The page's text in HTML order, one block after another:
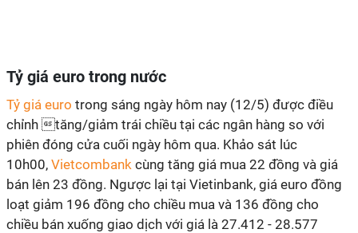
Tỷ giá euro trong nước
Tỷ giá euro trong sáng ngày hôm nay (12/5) được điều
chỉnh tăng/giảm trái chiều tại các ngân hàng so với
phiên đóng cửa cuối ngày hôm qua. Khảo sát lúc
10h00, Vietcombank cùng tăng giá mua 22 đồng và giá
bán lên 23 đồng. Ngược lại tại Vietinbank, giá euro đồng
loạt giảm 196 đồng cho chiều mua và 136 đồng cho
chiều bán xuống giao dịch với giá là 27.412 - 28.577